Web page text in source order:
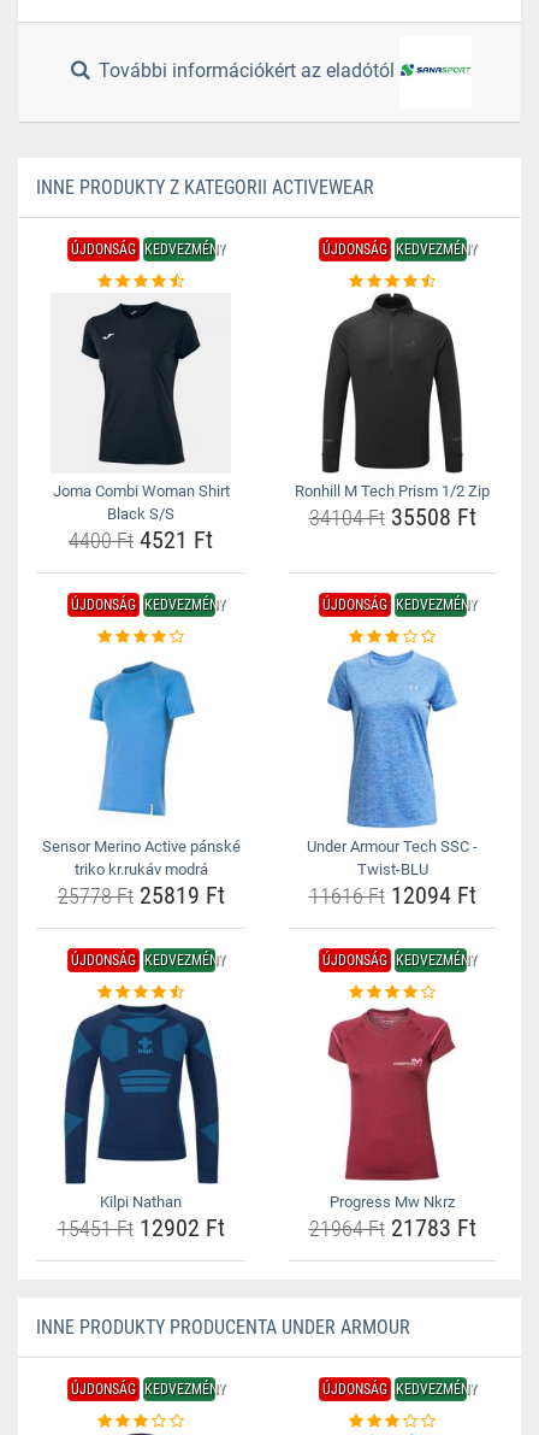
További információkért az eladótól
INNE PRODUKTY Z KATEGORII ACTIVEWEAR
ÚJDONSÁG KEDVEZMÉNY
Joma Combi Woman Shirt
Black S/S
4400 Ft 4521 Ft
ÚJDONSÁG KEDVEZMÉNY
Ronhill M Tech Prism 1/2 Zip
34104 Ft35508 Ft
ÚJDONSÁG KEDVEZMÉNY
Sensor Merino Active pánské
triko kr.rukáv modrá
25778 Ft25819 Ft
ÚJDONSÁG KEDVEZMÉNY
Under Armour Tech SSC -
Twist-BLU
11616 Ft12094 Ft
ÚJDONSÁG KEDVEZMÉNY
Kilpi Nathan
15451 Ft12902 Ft
ÚJDONSÁG KEDVEZMÉNY
Progress Mw Nkrz
21964 Ft21783 Ft
INNE PRODUKTY PRODUCENTA UNDER ARMOUR
ÚJDONSÁG KEDVEZMÉNY ÚJDONSÁG KEDVEZMÉNY